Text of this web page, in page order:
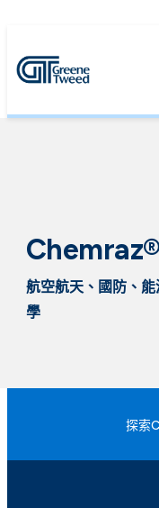
航空航天、國防、
學
探索